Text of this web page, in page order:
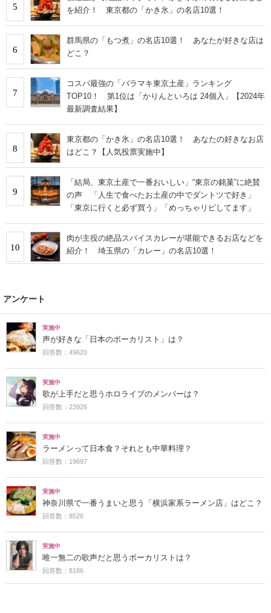
5
を紹介！ 東京都の「かき氷」の名店10選！
6
群馬県の「もつ煮」の名店10選！ あなたが好きな店は
どこ？
7
コスパ最強の「バラマキ東京土産」ランキング
TOP10！ 第1位は「かりんといろは 24個入」【2024年
最新調査結果】
8
東京都の「かき氷」の名店10選！ あなたの好きなお店
はどこ？【人気投票実施中】
9
「結局、東京土産で一番おいしい」“東京の銘菓”に絶賛
の声 「人生で食べたお土産の中でダントツで好き」
「東京に行くと必ず買う」「めっちゃリピしてます」
10
肉が主役の絶品スパイスカレーが堪能できるお店などを
紹介！ 埼玉県の「カレー」の名店10選！
アンケート
実施中
声が好きな「日本のボーカリスト」は？
回答数：49620
実施中
歌が上手だと思うホロライブのメンバーは？
回答数：23926
実施中
ラーメンって日本食？それとも中華料理？
回答数：19697
実施中
神奈川県で一番うまいと思う「横浜家系ラーメン店」はどこ？
回答数：8526
実施中
唯一無二の歌声だと思うボーカリストは？
回答数：8186